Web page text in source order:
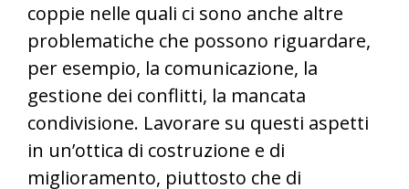
coppie nelle quali ci sono anche altre
problematiche che possono riguardare,
per esempio, la comunicazione, la
gestione dei conflitti, la mancata
condivisione. Lavorare su questi aspetti
in un’ottica di costruzione e di
miglioramento, piuttosto che di